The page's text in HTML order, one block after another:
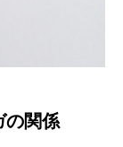
の関係